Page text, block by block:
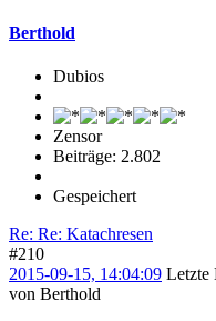
Berthold
Dubios
Zensor
Beiträge: 2.802
Gespeichert
Re: Re: Katachresen
#210
2015-09-15, 14:04:09 Letzte
von Berthold